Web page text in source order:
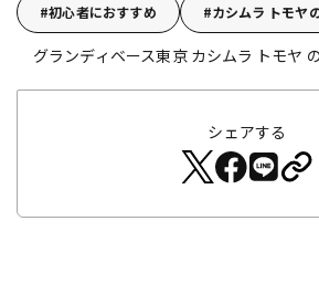
初心者におすすめ カシムラ トモヤ
グランディベース東京 カシムラ トモヤ
シェアする